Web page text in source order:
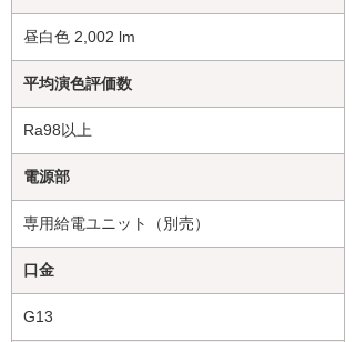
昼白色 2,002 lm
平均演色評価数
Ra98以上
電源部
専用給電ユニット（別売）
口金
G13